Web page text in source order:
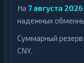
На 7 августа 2026
надежных
Суммарный
CNY.